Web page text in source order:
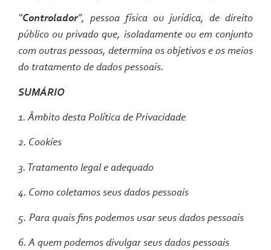
“Controlador”, pessoa física ou jurídica, de direito
público ou privado que, isoladamente ou em conjunto
com outras pessoas, determina os objetivos e os meios
do tratamento de dados pessoais.
SUMÁRIO
1. Âmbito desta Política de Privacidade
2. Cookies
3. Tratamento legal e adequado
4. Como coletamos seus dados pessoais
5. Para quais fins podemos usar seus dados pessoais
6. A quem podemos divulgar seus dados pessoais